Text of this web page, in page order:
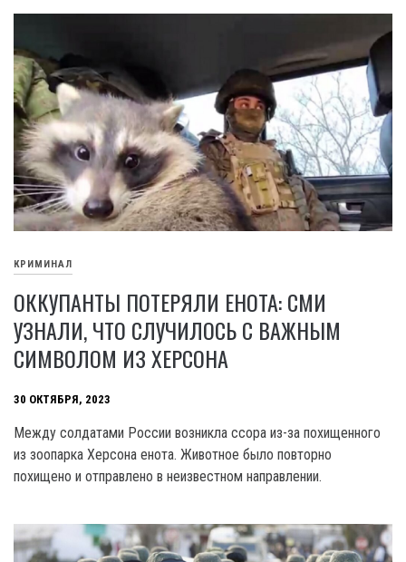
КРИМИНАЛ
ОККУПАНТЫ ПОТЕРЯЛИ ЕНОТА: СМИ
УЗНАЛИ, ЧТО СЛУЧИЛОСЬ С ВАЖНЫМ
СИМВОЛОМ ИЗ ХЕРСОНА
30 ОКТЯБРЯ, 2023
Между солдатами России возникла ссора из-за похищенного
из зоопарка Херсона енота. Животное было повторно
похищено и отправлено в неизвестном направлении.